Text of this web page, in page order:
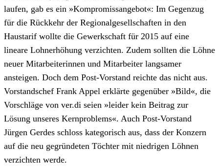
laufen, gab es ein »Kompromissangebot«: Im Gegenzug
für die Rückkehr der Regionalgesellschaften in den
Haustarif wollte die Gewerkschaft für 2015 auf eine
lineare Lohnerhöhung verzichten. Zudem sollten die Löhne
neuer Mitarbeiterinnen und Mitarbeiter langsamer
ansteigen. Doch dem Post-Vorstand reichte das nicht aus.
Vorstandschef Frank Appel erklärte gegenüber »Bild«, die
Vorschläge von ver.di seien »leider kein Beitrag zur
Lösung unseres Kernproblems«. Auch Post-Vorstand
Jürgen Gerdes schloss kategorisch aus, dass der Konzern
auf die neu gegründeten Töchter mit niedrigen Löhnen
verzichten werde.